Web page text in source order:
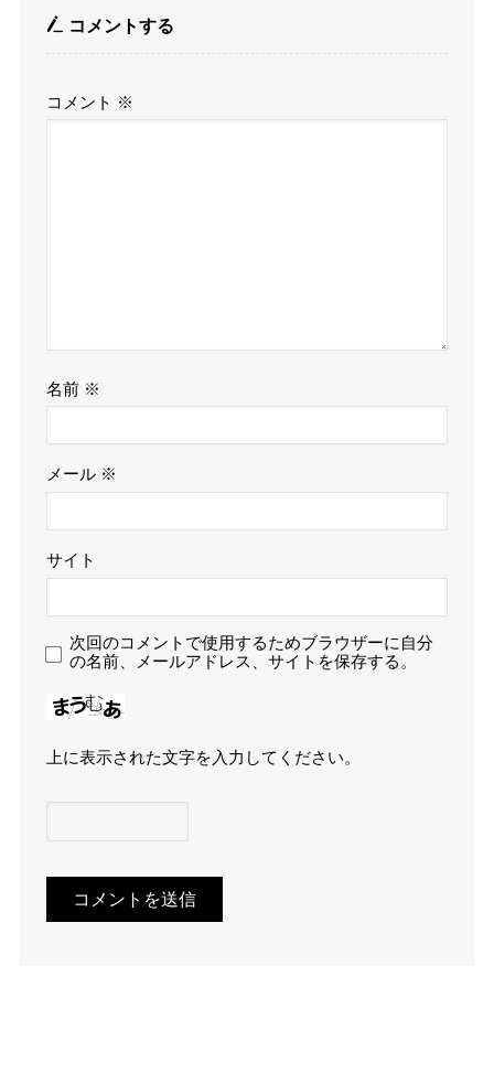
コメントする
コメント ※
名前 ※
メール ※
サイト
次回のコメントで使用するためブラウザーに自分
の名前、メールアドレス、サイトを保存する。
上に表示された文字を入力してください。